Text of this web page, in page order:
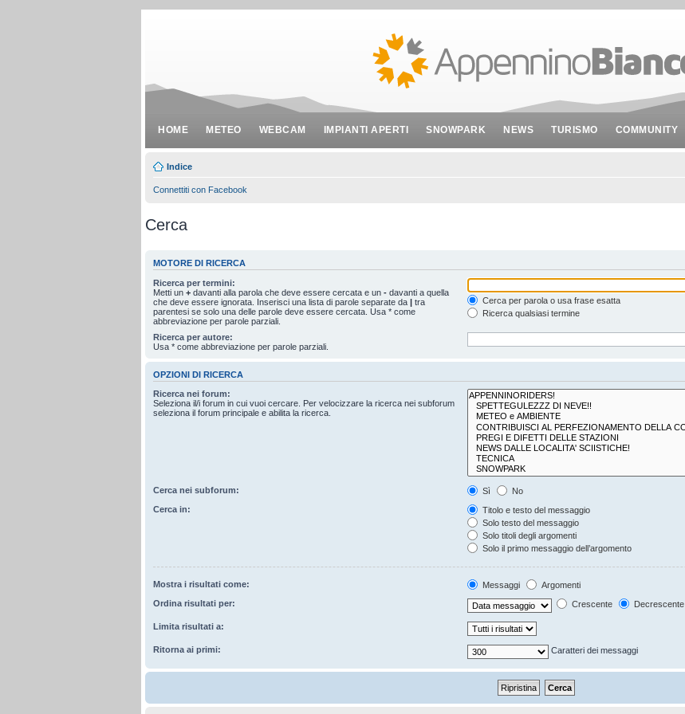
HOME METEO WEBCAM IMPIANTI APERTI SNOWPARK NEWS TURISMO COMMUNITY
Indice
Connettiti con Facebook
Cerca
MOTORE DI RICERCA
Ricerca per termini:
Metti un + davanti alla parola che deve essere cercata e un - davanti a quella
che deve essere ignorata. Inserisci una lista di parole separate da | tra
parentesi se solo una delle parole deve essere cercata. Usa * come
abbreviazione per parole parziali.
Cerca per parola o usa frase esatta
Ricerca qualsiasi termine
Ricerca per autore:
Usa * come abbreviazione per parole parziali.
OPZIONI DI RICERCA
Ricerca nei forum:
Seleziona il/i forum in cui vuoi cercare. Per velocizzare la ricerca nei subforum
seleziona il forum principale e abilita la ricerca.
Cerca nei subforum: Sì
No
Cerca in:
Titolo e testo del messaggio
Solo testo del messaggio
Solo titoli degli argomenti
Solo il primo messaggio dell’argomento
Mostra i risultati come: Messaggi
Argomenti
Ordina risultati per:
Crescente Decrescente
Limita risultati a:
Ritorna ai primi: Caratteri dei messaggi